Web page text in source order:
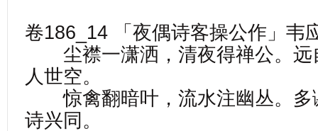
卷186_14 「夜偶诗客操公作」韦
尘襟一潇洒，清夜得禅公。远
人世空。
惊禽翻暗叶，流水注幽丛。多
诗兴同。